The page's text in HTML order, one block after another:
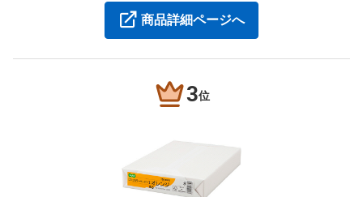
商品詳細ページへ
3位